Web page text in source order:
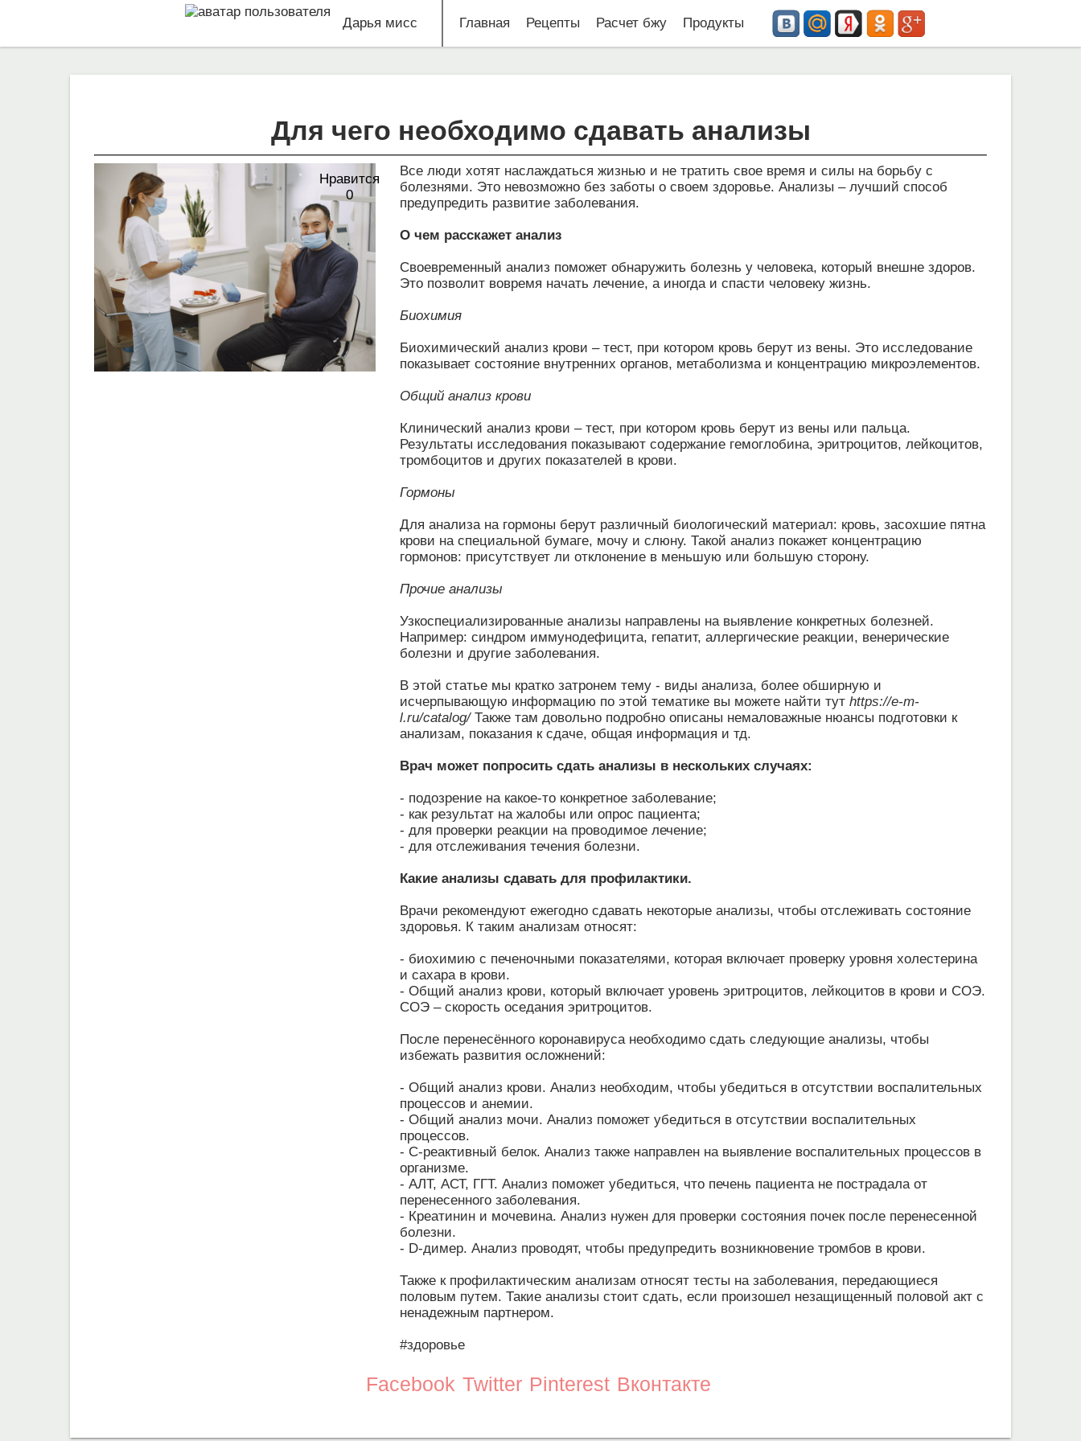
Дарья мисс Главная Рецепты Расчет бжу Продукты
Для чего необходимо сдавать анализы
Нравится
0
Все люди хотят наслаждаться жизнью и не тратить свое время и силы на борьбу с
болезнями. Это невозможно без заботы о своем здоровье. Анализы – лучший способ
предупредить развитие заболевания.
О чем расскажет анализ
Своевременный анализ поможет обнаружить болезнь у человека, который внешне здоров.
Это позволит вовремя начать лечение, а иногда и спасти человеку жизнь.
Биохимия
Биохимический анализ крови – тест, при котором кровь берут из вены. Это исследование
показывает состояние внутренних органов, метаболизма и концентрацию микроэлементов.
Общий анализ крови
Клинический анализ крови – тест, при котором кровь берут из вены или пальца.
Результаты исследования показывают содержание гемоглобина, эритроцитов, лейкоцитов,
тромбоцитов и других показателей в крови.
Гормоны
Для анализа на гормоны берут различный биологический материал: кровь, засохшие пятна
крови на специальной бумаге, мочу и слюну. Такой анализ покажет концентрацию
гормонов: присутствует ли отклонение в меньшую или большую сторону.
Прочие анализы
Узкоспециализированные анализы направлены на выявление конкретных болезней.
Например: синдром иммунодефицита, гепатит, аллергические реакции, венерические
болезни и другие заболевания.
В этой статье мы кратко затронем тему - виды анализа, более обширную и
исчерпывающую информацию по этой тематике вы можете найти тут https://e-m-
l.ru/catalog/Также там довольно подробно описаны немаловажные нюансы подготовки к
анализам, показания к сдаче, общая информация и тд.
Врач может попросить сдать анализы в нескольких случаях:
- подозрение на какое-то конкретное заболевание;
- как результат на жалобы или опрос пациента;
- для проверки реакции на проводимое лечение;
- для отслеживания течения болезни.
Какие анализы сдавать для профилактики.
Врачи рекомендуют ежегодно сдавать некоторые анализы, чтобы отслеживать состояние
здоровья. К таким анализам относят:
- биохимию с печеночными показателями, которая включает проверку уровня холестерина
и сахара в крови.
- Общий анализ крови, который включает уровень эритроцитов, лейкоцитов в крови и СОЭ.
СОЭ – скорость оседания эритроцитов.
После перенесённого коронавируса необходимо сдать следующие анализы, чтобы
избежать развития осложнений:
- Общий анализ крови. Анализ необходим, чтобы убедиться в отсутствии воспалительных
процессов и анемии.
- Общий анализ мочи. Анализ поможет убедиться в отсутствии воспалительных
процессов.
- С-реактивный белок. Анализ также направлен на выявление воспалительных процессов в
организме.
- АЛТ, АСТ, ГГТ. Анализ поможет убедиться, что печень пациента не пострадала от
перенесенного заболевания.
- Креатинин и мочевина. Анализ нужен для проверки состояния почек после перенесенной
болезни.
- D-димер. Анализ проводят, чтобы предупредить возникновение тромбов в крови.
Также к профилактическим анализам относят тесты на заболевания, передающиеся
половым путем. Такие анализы стоит сдать, если произошел незащищенный половой акт с
ненадежным партнером.
#здоровье
Facebook Twitter Pinterest Вконтакте